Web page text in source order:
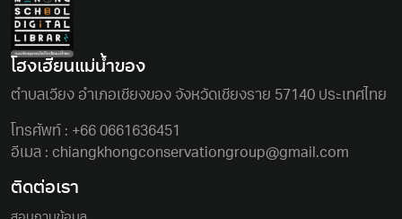
โฮงเฮียนแม่นํ้าของ
ตําบลเวียง อําเภอเชียงของ จังหวัดเชียงราย 57140 ประเทศไทย
โทรศัพท์ : +66 0661636451
อีเมล : chiangkhongconservationgroup@gmail.com
ติดต่อเรา